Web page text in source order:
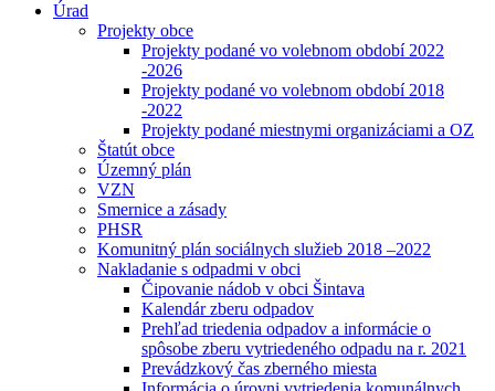
Úrad
Projekty obce
Projekty podané vo volebnom období 2022
-2026
Projekty podané vo volebnom období 2018
-2022
Projekty podané miestnymi organizáciami a OZ
Štatút obce
Územný plán
VZN
Smernice a zásady
PHSR
Komunitný plán sociálnych služieb 2018 –2022
Nakladanie s odpadmi v obci
Čipovanie nádob v obci Šintava
Kalendár zberu odpadov
Prehľad triedenia odpadov a informácie o
spôsobe zberu vytriedeného odpadu na r. 2021
Prevádzkový čas zberného miesta